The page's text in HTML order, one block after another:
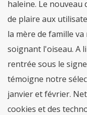
haleine. Le
de plaire aux
la mère de famille
soignant l'oiseau. A
rentrée sous le
témoigne notre
janvier et février.
cookies et des